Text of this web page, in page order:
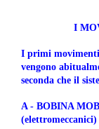
I
I primi movimenti
vengono
seconda che il
A - BOBINA
(elettromeccanici)